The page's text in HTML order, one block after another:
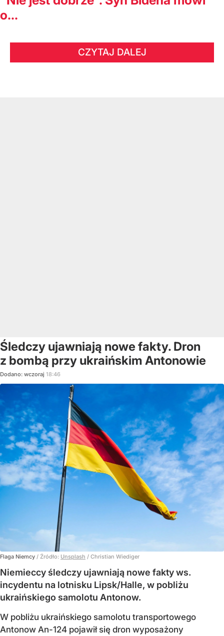
o...
CZYTAJ DALEJ
Śledczy ujawniają nowe fakty. Dron
z bombą przy ukraińskim Antonowie
Dodano: wczoraj 18:46
Flaga Niemcy / Źródło: Unsplash / Christian Wiediger
Niemieccy śledczy ujawniają nowe fakty ws.
incydentu na lotnisku Lipsk/Halle, w pobliżu
ukraińskiego samolotu Antonow.
W pobliżu ukraińskiego samolotu transportowego
Antonow An-124 pojawił się dron wyposażony